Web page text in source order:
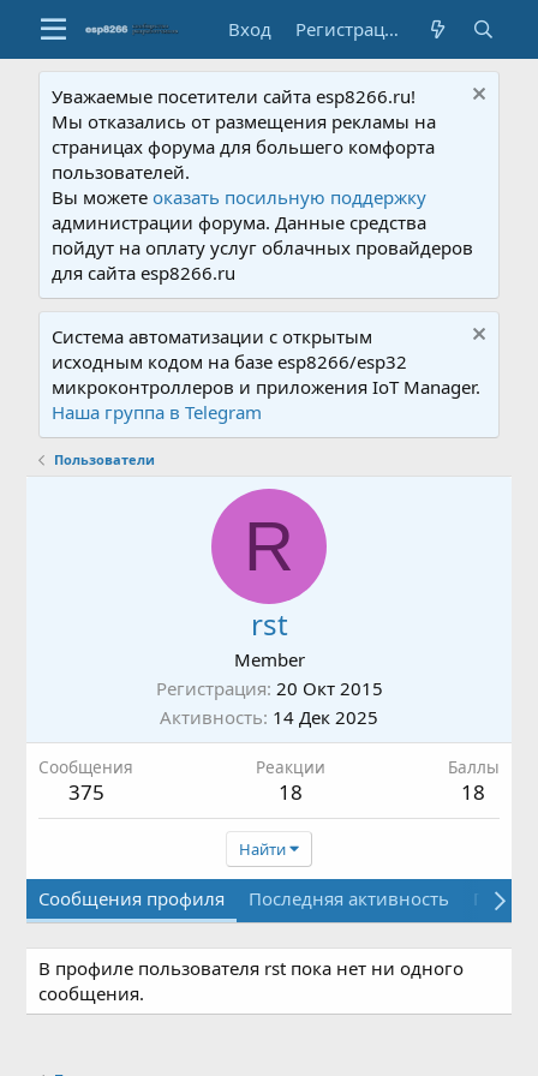
Вход Регистрация
Уважаемые посетители сайта esp8266.ru!
Мы отказались от размещения рекламы на
страницах форума для большего комфорта
пользователей.
Вы можетеоказать посильную поддержку
администрации форума. Данные средства
пойдут на оплату услуг облачных провайдеров
для сайта esp8266.ru
Система автоматизации с открытым
исходным кодом на базе esp8266/esp32
микроконтроллеров и приложения IoT Manager.
Наша группа в Telegram
Пользователи
R
rst
Member
Регистрация 20 Окт 2015
Активность 14 Дек 2025
Сообщения
375
Реакции
18
Баллы
18
Найти
Сообщения профиля Последняя активность
В профиле пользователя rst пока нет ни одного
сообщения.